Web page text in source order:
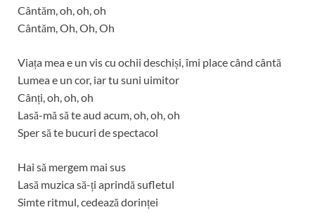
Cântăm, oh, oh, oh
Cântăm, Oh, Oh, Oh
Viața mea e un vis cu ochii deschiși, îmi place când cântă
Lumea e un cor, iar tu suni uimitor
Cânți, oh, oh, oh
Lasă-mă să te aud acum, oh, oh, oh
Sper să te bucuri de spectacol
Hai să mergem mai sus
Lasă muzica să-ți aprindă sufletul
Simte ritmul, cedează dorinței